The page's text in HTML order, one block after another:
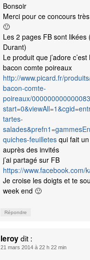
Bonsoir
Merci pour ce concours
🙂
Les 2 pages FB sont likées
Durant)
Le produit que j’adore
bacon comte poireaux
http://www.picard.fr/
bacon-comte-
poireaux/
tartes-
quiches-feuilletesqui fait
auprès des invités
j’ai partagé sur FB
https://www.facebook.com/
Je croise les doigts et te
week end 🙂
Répondre
leroydit :
21 mars 2014 à 22 h 22 min